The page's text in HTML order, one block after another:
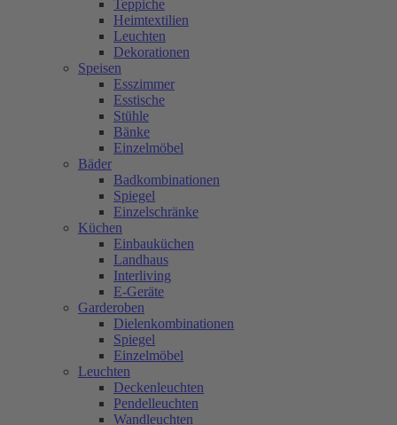
Teppiche
Heimtextilien
Leuchten
Dekorationen
Speisen
Esszimmer
Esstische
Stühle
Bänke
Einzelmöbel
Bäder
Badkombinationen
Spiegel
Einzelschränke
Küchen
Einbauküchen
Landhaus
Interliving
E-Geräte
Garderoben
Dielenkombinationen
Spiegel
Einzelmöbel
Leuchten
Deckenleuchten
Pendelleuchten
Wandleuchten